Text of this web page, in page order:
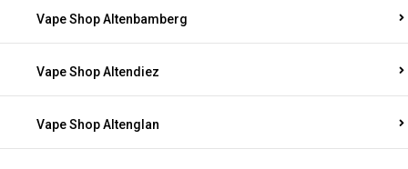
Vape Shop Altenbamberg
Vape Shop Altendiez
Vape Shop Altenglan